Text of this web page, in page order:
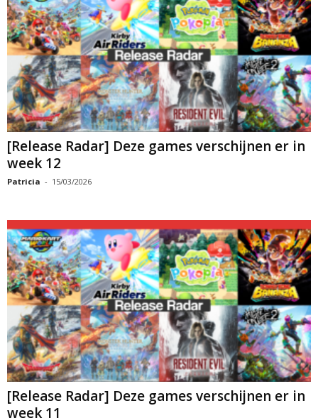
[Release Radar] Deze games verschijnen er in
week 12
Patricia - 15/03/2026
[Release Radar] Deze games verschijnen er in
week 11